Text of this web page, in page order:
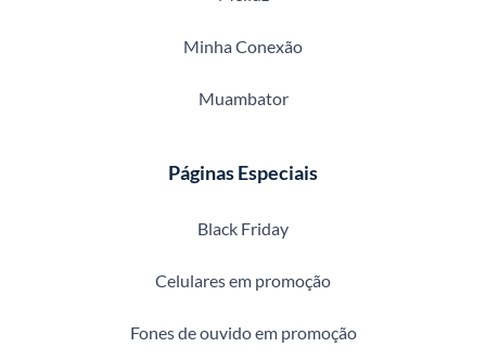
Minha Conexão
Muambator
Páginas Especiais
Black Friday
Celulares em promoção
Fones de ouvido em promoção